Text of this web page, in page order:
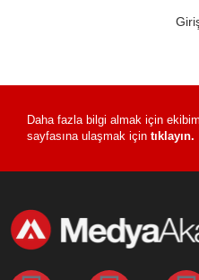
Daha fazla bilgi almak için
sayfasına ulaşmak için tıklayın.